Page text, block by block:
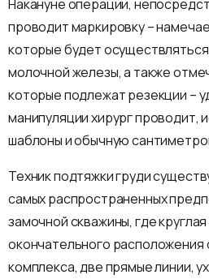
Накануне операции,
проводит маркировку –
которые будет
молочной железы, а также
которые подлежат резекции –
манипуляции хирург проводит,
шаблоны и обычную
Техник подтяжки груди
самых распространенных
замочной скважины, где
окончательного
комплекса, две прямые линии,